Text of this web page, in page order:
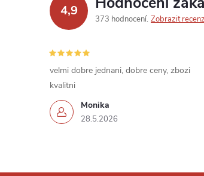
4,9
373 hodnocení Zobrazit
Monika
28.5.2026
velmi dobre jednani, dobre ceny, zbozi
kvalitni